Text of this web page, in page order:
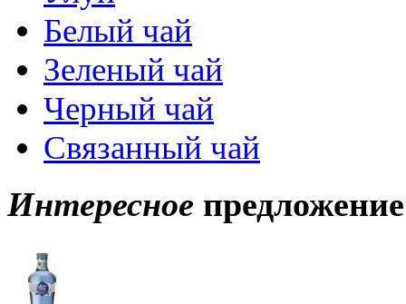
Белый чай
Зеленый чай
Черный чай
Связанный чай
Интересное предложение